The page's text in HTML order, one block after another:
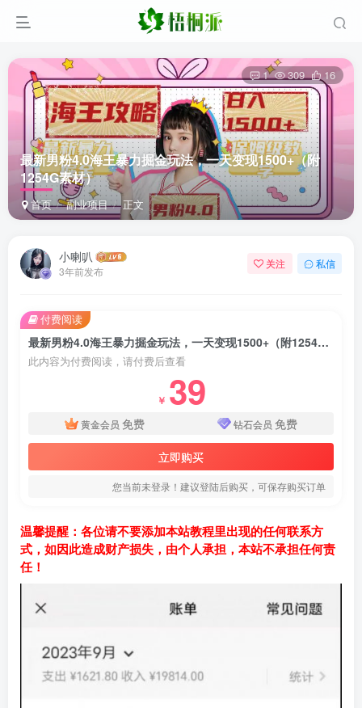
最新男粉4.0海王暴力掘金玩法，一天变现1500+（附
1254G素材）
首页 副业项目 正文
1 309 16
小喇叭
3年前发布
关注 私信
最新男粉4.0海王暴力掘金玩法，一天变现1500+（附1254G素材）
此内容为付费阅读，请付费后查看
￥ 39
黄金会员 免费 钻石会员 免费
立即购买
您当前未登录！建议登陆后购买，可保存购买订单
付费阅读
温馨提醒：各位请不要添加本站教程里出现的任何联系方
式，如因此造成财产损失，由个人承担，本站不承担任何责
任！